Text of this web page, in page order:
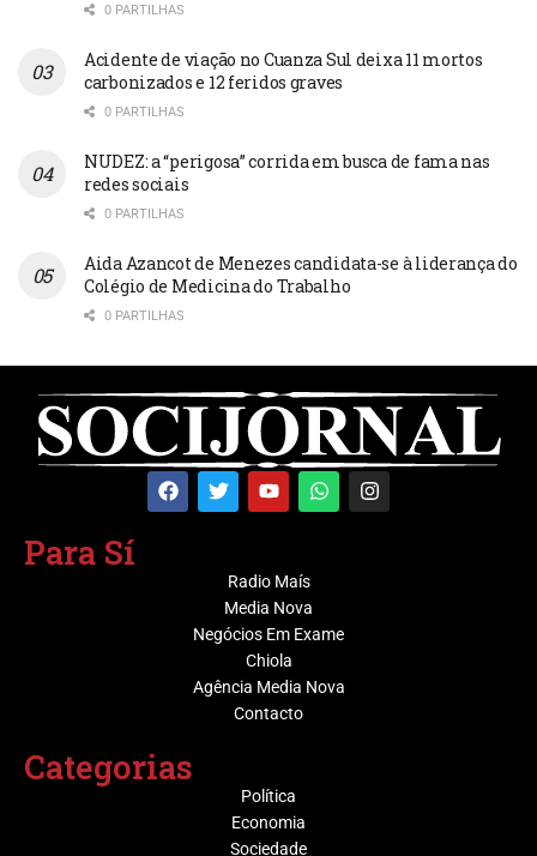
0 PARTILHAS
Acidente de viação no Cuanza Sul deixa 11 mortos
carbonizados e 12 feridos graves
0 PARTILHAS
NUDEZ: a “perigosa” corrida em busca de fama nas
redes sociais
0 PARTILHAS
Aida Azancot de Menezes candidata-se à liderança do
Colégio de Medicina do Trabalho
0 PARTILHAS
Para Sí
Radio Maís
Media Nova
Negócios Em Exame
Chiola
Agência Media Nova
Contacto
Categorias
Política
Economia
Sociedade